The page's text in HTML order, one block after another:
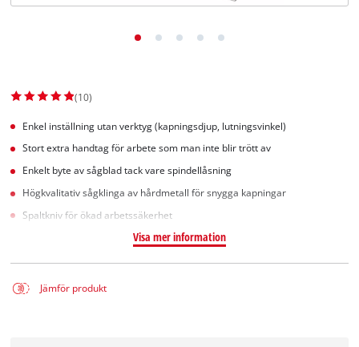
(10)
Enkel inställning utan verktyg (kapningsdjup, lutningsvinkel)
Stort extra handtag för arbete som man inte blir trött av
Enkelt byte av sågblad tack vare spindellåsning
Högkvalitativ sågklinga av hårdmetall för snygga kapningar
Spaltkniv för ökad arbetssäkerhet
Visa mer information
Jämför produkt